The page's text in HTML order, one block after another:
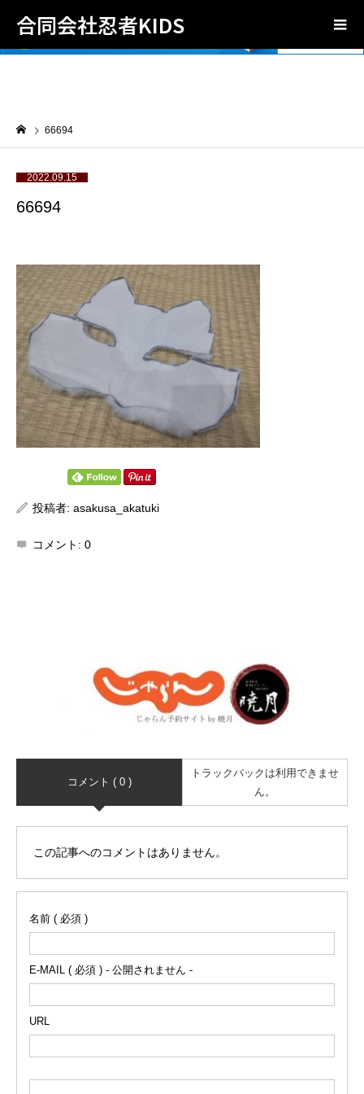
合同会社忍者KIDS
66694
2022.09.15
66694
投稿者: asakusa_akatuki
コメント: 0
コメント ( 0 )
トラックバックは利用できませ
ん。
この記事へのコメントはありません。
名前 ( 必須 )
E-MAIL ( 必須 ) - 公開されません -
URL